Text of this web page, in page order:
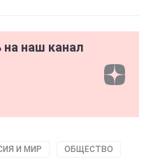
наш канал
И МИР ОБЩЕСТВО